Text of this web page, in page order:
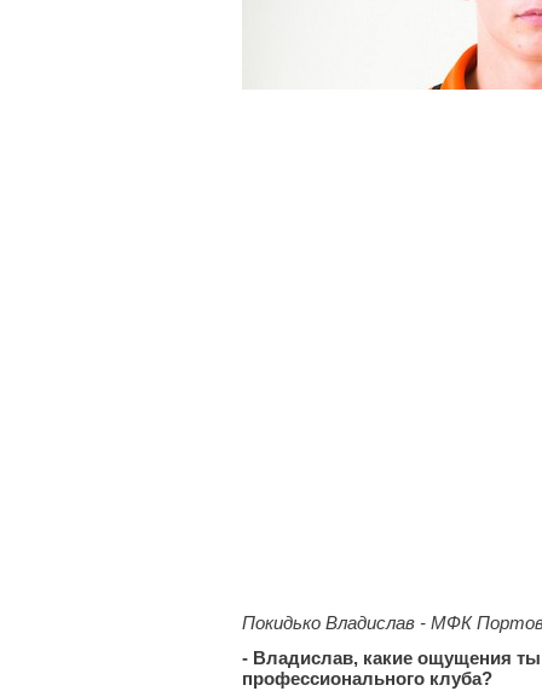
Покидько Владислав - МФК
- Владислав, какие ощущения
профессионального клуба?